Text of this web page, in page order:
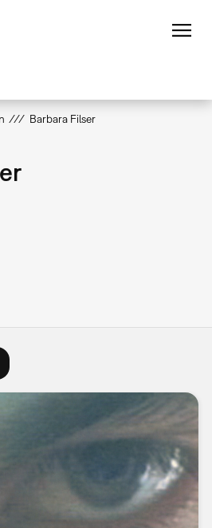
Barbara Filser